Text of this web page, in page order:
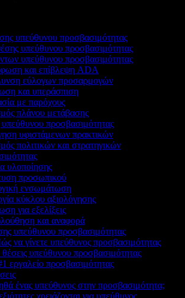
υπεύθυνου προσβασιμότητας
υπεύθυνου προσβασιμότητας
υπεύθυνου προσβασιμότητας
και επίβλεψη ADA
εύλογων προσαρμογών
και υπεράσπιση
με παρόχους
πλάνου μετάβασης
προσβασιμότητας
υφιστάμενων πρακτικών
πολιτικών και στρατηγικών
υλοποίησης
προσωπικού
ενσωμάτωση
κύκλου αξιολόγησης
για εξελίξεις
και αναφορά
υπεύθυνου προσβασιμότητας
να γίνετε υπεύθυνος προσβασιμότητας
υπεύθυνου προσβασιμότητας
εργαλείο προσβασιμότητας
ένας υπεύθυνος στην προσβασιμότητα;